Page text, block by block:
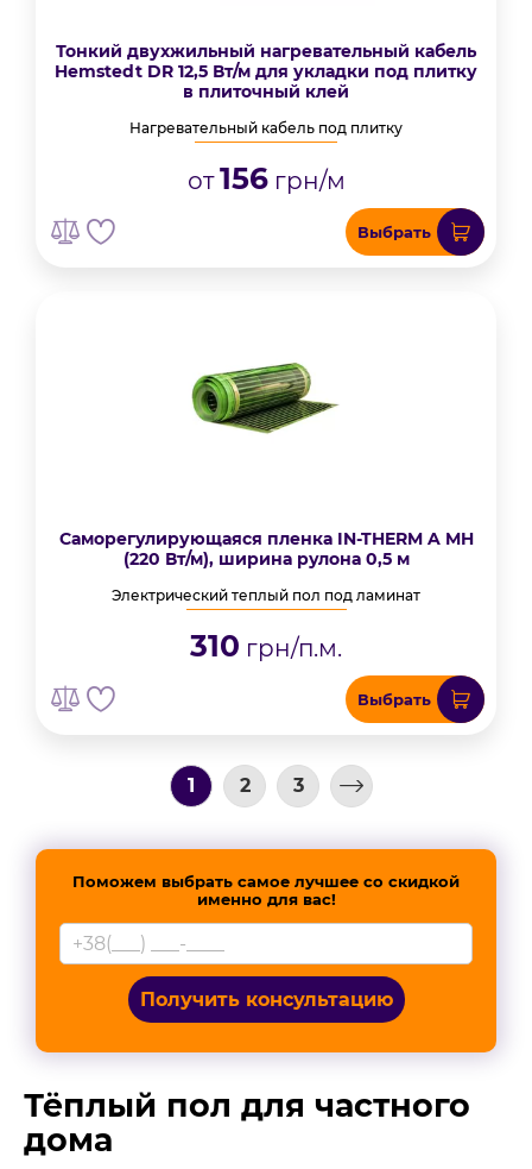
Тонкий двухжильный нагревательный кабель
Hemstedt DR 12,5 Вт/м для укладки под плитку
в плиточный клей
Нагревательный кабель под плитку
от156грн/м
Выбрать
Саморегулирующаяся пленка IN-THERM A MH
(220 Вт/м), ширина рулона 0,5 м
Электрический теплый пол под ламинат
310 грн/п.м.
Выбрать
1 2 3
Поможем выбрать самое лучшее со скидкой
именно для вас!
Получить консультацию
Тёплый пол для частного
дома